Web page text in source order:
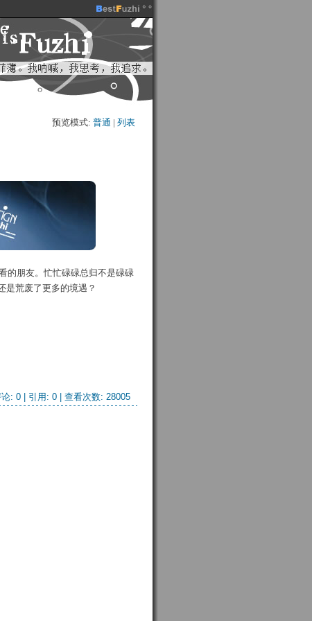
预览模式: 普通 | 列表
的朋友。忙忙碌碌总归不是碌碌
是荒废了更多的境遇？
: 0 | 引用: 0 | 查看次数: 28005